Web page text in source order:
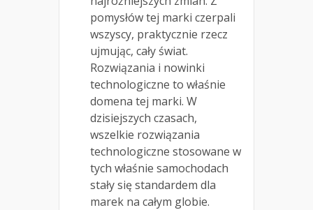
pomysłów tej marki czerpali
wszyscy, praktycznie rzecz
ujmując, cały świat.
Rozwiązania i nowinki
technologiczne to właśnie
domena tej marki. W
dzisiejszych czasach,
wszelkie rozwiązania
technologiczne stosowane w
tych właśnie samochodach
stały się standardem dla
marek na całym globie.